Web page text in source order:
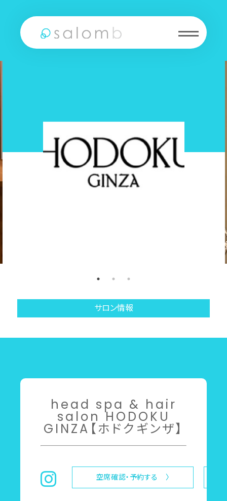
サロン情報
head spa & hair
salon HODOKU
GINZA【ホドクギンザ】
空席確認・予約する 〉